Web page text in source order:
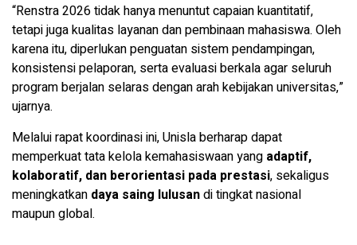
“Renstra 2026 tidak hanya menuntut capaian kuantitatif,
tetapi juga kualitas layanan dan pembinaan mahasiswa. Oleh
karena itu, diperlukan penguatan sistem pendampingan,
konsistensi pelaporan, serta evaluasi berkala agar seluruh
program berjalan selaras dengan arah kebijakan universitas,”
ujarnya.
Melalui rapat koordinasi ini, Unisla berharap dapat
memperkuat tata kelola kemahasiswaan yang adaptif,
kolaboratif, dan berorientasi pada prestasi, sekaligus
meningkatkan daya saing lulusandi tingkat nasional
maupun global.